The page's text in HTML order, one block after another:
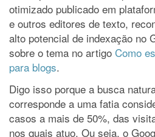
otimizado publicado em
e outros editores de texto,
alto potencial de indexação no
sobre o tema no artigo Como
para blogs.
Digo isso porque a busca
corresponde a uma fatia
casos a mais de 50%, das
nos quais atuo. Ou seja, o